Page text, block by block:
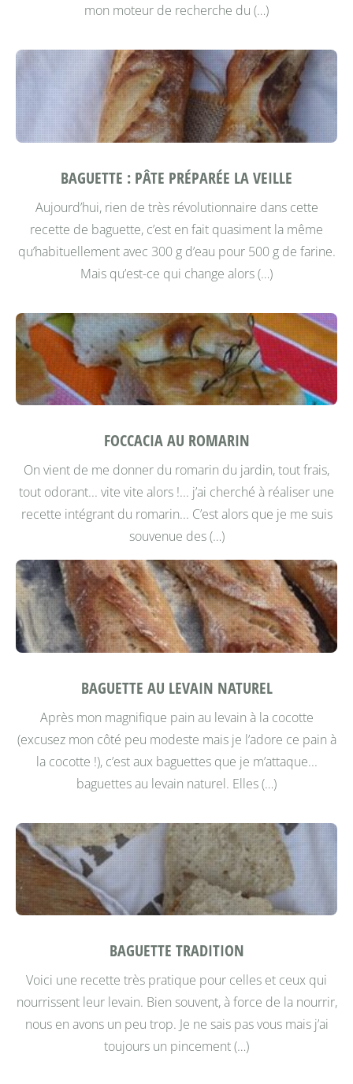
mon moteur de recherche du (…)
BAGUETTE : PÂTE PRÉPARÉE LA VEILLE
Aujourd’hui, rien de très révolutionnaire dans cette
recette de baguette, c’est en fait quasiment la même
qu’habituellement avec 300 g d’eau pour 500 g de farine.
Mais qu’est-ce qui change alors (…)
FOCCACIA AU ROMARIN
On vient de me donner du romarin du jardin, tout frais,
tout odorant... vite vite alors !... j’ai cherché à réaliser une
recette intégrant du romarin... C’est alors que je me suis
souvenue des (…)
BAGUETTE AU LEVAIN NATUREL
Après mon magnifique pain au levain à la cocotte
(excusez mon côté peu modeste mais je l’adore ce pain à
la cocotte !), c’est aux baguettes que je m’attaque...
baguettes au levain naturel. Elles (…)
BAGUETTE TRADITION
Voici une recette très pratique pour celles et ceux qui
nourrissent leur levain. Bien souvent, à force de la nourrir,
nous en avons un peu trop. Je ne sais pas vous mais j’ai
toujours un pincement (…)